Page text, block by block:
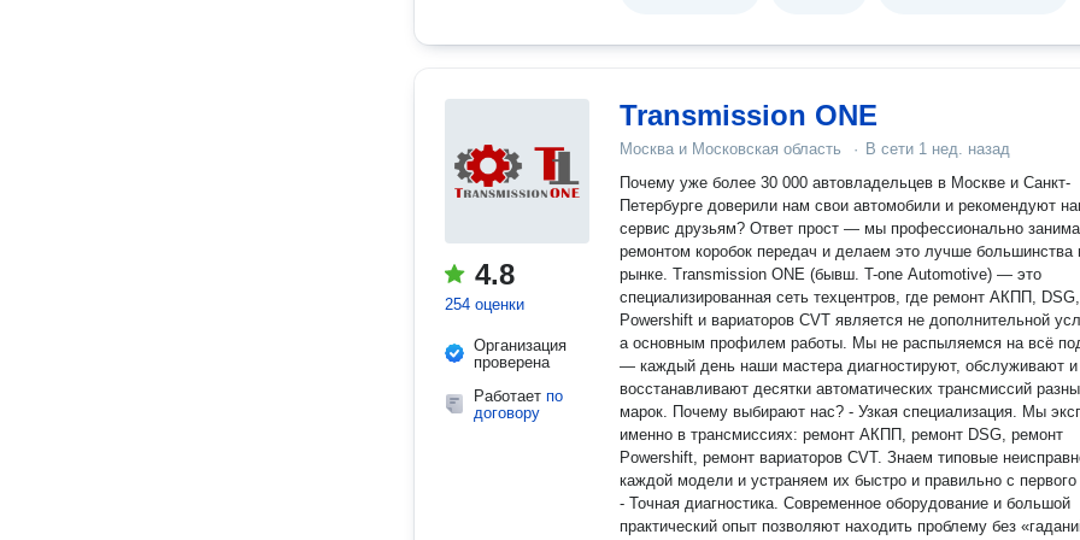
более 5 лет ⦁ При ремонте руководствуемся исключительно
дилерской информацией ⦁ Бесплатная парковка для клиентов
Гарантия на все виды работ. Не теряйте прибыль из-за поломок! Как
нас найти? ⦁ WhatsApp : —(круглосуточно, прием заявок)
фото поломки, рассчитаем стоимость. ⦁ Адрес: г.
Рабочая, 37А. ⦁ График: Пн-Вс с 9:00 до 20:00. P. S. Работаем
НДС — для быстрого документооборота работаем с ЭДО!
Возможно, вы искали: ремонт полуприцепов в Москве; сервис
прицепов и полуприцепов; ремонт рессорной подвески
замена шкворней полуприцепа; ремонт осей BRW, SAF, ROR;
диагностика тормозной системы прицепа; обслуживание
пневмоподвески полуприцепов; сварка рамы полуприцепа;
ремонт прицепов в Москве; где отремонтировать полуприцеп;
восстановление каркаса и кузова полуприцепа; ремонт
прицепа в Москве; диагностика ходовой части прицепа; ремонт
тормозных механизмов прицепа; замена ступичных
прицепа; восстановление рамы полуприцепа; усиление
полуприцепа; техническое обслуживание грузовых прицепов;
восстановление осей полуприцепа; регулировка тормозов
4.8
254 оценки
Организация
проверена
Работает по
договору
Transmission ONE
Москва и Московская область · В сети 1 нед. назад
Почему уже более 30 000 автовладельцев в Москве и Санкт-
Петербурге доверили нам свои автомобили и рекомендуют
сервис друзьям? Ответ прост — мы профессионально занимаемся
ремонтом коробок передач и делаем это лучше большинства
рынке. Transmission ONE (бывш. T-one Automotive) — это
специализированная сеть техцентров, где ремонт АКПП, DSG,
Powershift и вариаторов CVT является не дополнительной
а основным профилем работы. Мы не распыляемся на всё
— каждый день наши мастера диагностируют, обслуживают и
восстанавливают десятки автоматических трансмиссий
марок. Почему выбирают нас? - Узкая специализация. Мы эксперты
именно в трансмиссиях: ремонт АКПП, ремонт DSG, ремонт
Powershift, ремонт вариаторов CVT. Знаем типовые
каждой модели и устраняем их быстро и правильно с первого
- Точная диагностика. Современное оборудование и большой
практический опыт позволяют находить проблему без